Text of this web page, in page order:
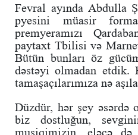
Fevral ayında Abdulla
pyesini müasir
premyeramızı
paytaxt Tbilisi və
Bütün bunları öz
dəstəyi olmadan etdik.
tamaşaçılarımıza nə
Düzdür, hər şey əsərdə
biz dostluğun,
musiqimizin, eləcə də